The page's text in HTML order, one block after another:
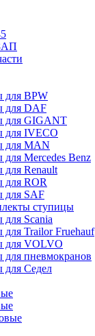
для BPW
для DAF
для GIGANT
для IVECO
для MAN
Mercedes Benz
для Renault
для ROR
для SAF
ступицы
Scania
для Trailor Fruehauf
для VOLVO
для пневмокранов
для Седел